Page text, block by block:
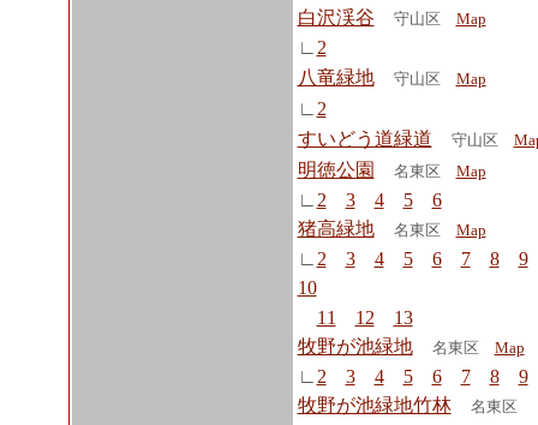
白沢渓谷
守山区 Map
∟ 2
八竜緑地
守山区 Map
∟ 2
すいどう道緑道
守山区
明徳公園 名東区 Map
∟ 2 3 4 5
6
猪高緑地
名東区 Map
∟ 2 3 4 5 6 7 8
9
10
11
12
13
牧野が池緑地
名東区 Map
∟ 2 3 4 5 6 7 8
9
牧野が池緑地竹林
名東区